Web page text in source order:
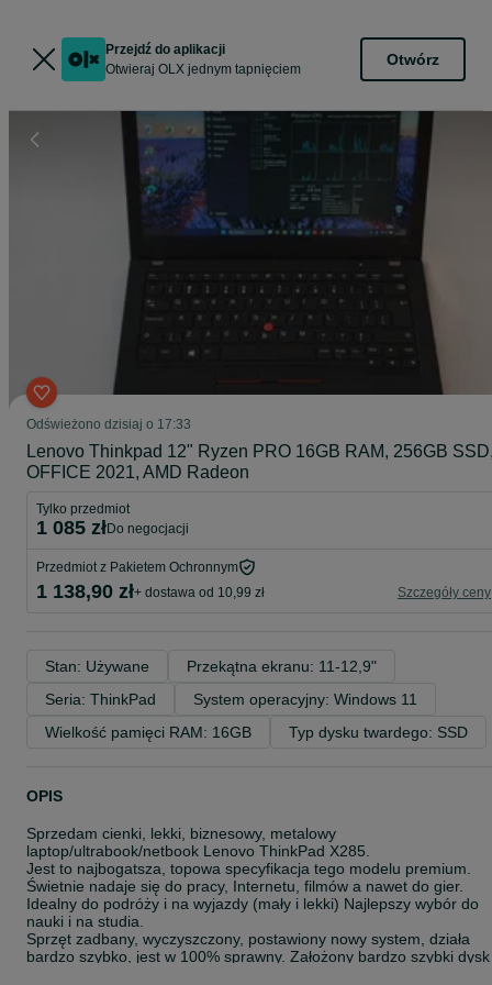
Przejdź do aplikacji
Otwieraj OLX jednym tapnięciem
Otwórz
Odświeżono dzisiaj o 17:33
Lenovo Thinkpad 12" Ryzen PRO 16GB RAM, 256GB
OFFICE 2021, AMD Radeon
Tylko przedmiot
1 085 zł do negocjacji
Przedmiot z Pakietem Ochronnym
1 138,90 zł+ dostawa od 10,99 zł Szczegóły ceny
Stan: Używane
Przekątna ekranu: 11-12,9"
Seria: ThinkPad
System operacyjny: Windows 11
Wielkość pamięci RAM: 16GB
Typ dysku twardego: SSD
OPIS
Sprzedam cienki, lekki, biznesowy, metalowy
laptop/ultrabook/netbook Lenovo ThinkPad X285.
Jest to najbogatsza, topowa specyfikacja tego modelu premium.
Świetnie nadaje się do pracy, Internetu, filmów a nawet do gier.
Idealny do podróży i na wyjazdy (mały i lekki) Najlepszy wybór do
nauki i na studia.
Sprzęt zadbany, wyczyszczony, postawiony nowy system, działa
bardzo szybko, jest w 100% sprawny. Założony bardzo szybki dysk